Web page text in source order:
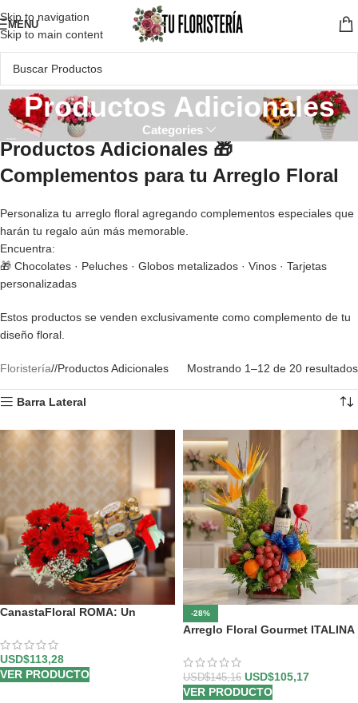
Skip to navigation
Skip to main content
MENU
Productos Adicionales
Categories
Productos Adicionales 🎁
Complementos para tu Arreglo Floral
Personaliza tu arreglo floral agregando complementos especiales que
harán tu regalo aún más memorable.
Encuentra:
🎁 Chocolates · Peluches · Globos metalizados · Vinos · Tarjetas
personalizadas
Estos productos se venden exclusivamente como complemento de tu
diseño floral.
Floristería/ Productos Adicionales Mostrando 1–12 de 20 resultados
Barra Lateral
CanastaFloral ROMA: Un
Chocolates. 🎁
USD$113,28
VER PRODUCTO
-28%
Arreglo Floral Gourmet ITALINA
USD$145,16 USD$105,17
VER PRODUCTO